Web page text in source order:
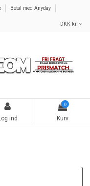
Betal med Anyday
DKK kr.
ind
0
Kurv